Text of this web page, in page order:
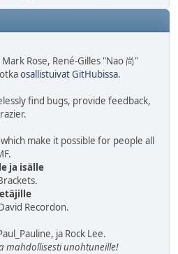
Rose, René-Gilles "Nao 尚"
osallistuivat GitHubissa.
find bugs, provide feedback,
make it possible for people all
ja isälle
Recordon.
ja Rock Lee.
mahdollisesti unohtuneille!